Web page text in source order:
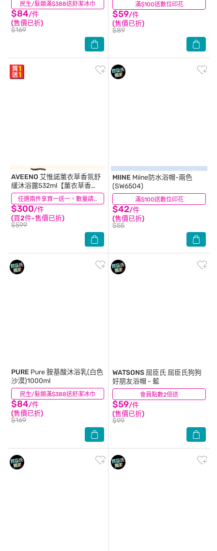
民生/髮類滿$388送舒潔冰巾
$84/件
(售價已折)
$169
(35) 滿$100送數位印花
$59/件
(售價已折)
$89
(11)
任選兩件享買一送一，數量請選2件
AVEENO 艾惟諾薰衣草香氛舒
緩沐浴露532ml【薰衣草香
氛】
$300/件
(買2件-售價已折)
$599
(20) 滿$100送數位印花
MIINE Miine防水浴帽-兩色
(SW6504)
$42/件
(售價已折)
$55
(17)
民生/髮類滿$388送舒潔冰巾
PURE Pure 胺基酸沐浴乳(白色
沙漠)1000ml
$84/件
(售價已折)
$169
(48) 會員點數2倍送
WATSONS 屈臣氏 屈臣氏狗狗
好朋友浴帽 - 藍
$59/件
(售價已折)
$99
(0)